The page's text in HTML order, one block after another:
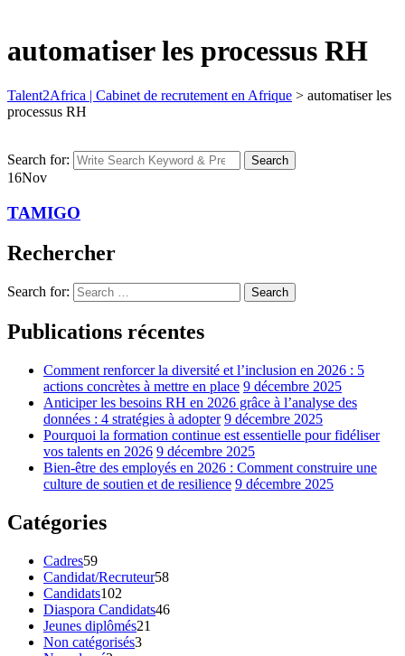
automatiser les processus RH
Talent2Africa | Cabinet de recrutement en Afrique > automatiser les
processus RH
Search for: Search
16Nov
TAMIGO
Rechercher
Search for: Search
Publications récentes
Comment renforcer la diversité et l’inclusion en 2026 : 5
actions concrètes à mettre en place 9 décembre 2025
Anticiper les besoins RH en 2026 grâce à l’analyse des
données : 4 stratégies à adopter 9 décembre 2025
Pourquoi la formation continue est essentielle pour fidéliser
vos talents en 2026 9 décembre 2025
Bien-être des employés en 2026 : Comment construire une
culture de soutien et de resilience 9 décembre 2025
Catégories
Cadres59
Candidat/Recruteur58
Candidats102
Diaspora Candidats46
Jeunes diplômés21
Non catégorisés3